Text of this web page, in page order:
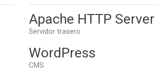
Apache HTTP Server
Servidor trasero
WordPress
CMS